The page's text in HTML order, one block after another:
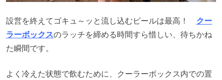
設営を終えてゴキュ～ッと流し込むビールは最高！ クー
ラーボックスのラッチを締める時間すら惜しい、待ちかね
た瞬間です。
よく冷えた状態で飲むために、クーラーボックス内での置